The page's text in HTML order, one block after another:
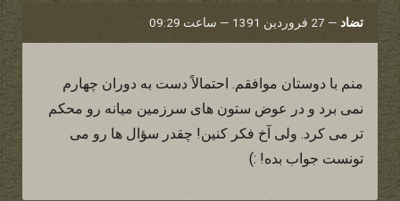
تضاد — 27 فروردین 1391 — ساعت 09:29
منم با دوستان موافقم. احتمالاً دست به دوران چهارم
نمی برد و در عوض ستون های سرزمین میانه رو محکم
تر می کرد. ولی آخ فکر کنین! چقدر سؤال ها رو می
تونست جواب بده! :)